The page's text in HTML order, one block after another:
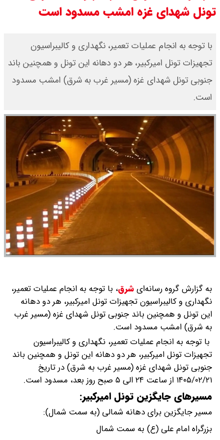
سنتی جمهوری‌خواهان را از دست می
دهد؟
بنزین برای دولت چقدر تمام می شود؟
درصد افزایش می دهند
تونل شهدای غزه امشب مسدود است
با توجه به انجام عملیات تعمیر، نگهداری و کالیبراسیون
تجهیزات تونل‌ امیرکبیر، هر دو دهانه این تونل‌ و همچنین باند
جنوبی تونل شهدای غزه (مسیر غرب به شرق) امشب مسدود
است.
به گزارش گروه رسانه‌ایشرق، با توجه به انجام عملیات تعمیر،
نگهداری و کالیبراسیون تجهیزات تونل‌ امیرکبیر، هر دو دهانه
این تونل‌ و همچنین باند جنوبی تونل شهدای غزه (مسیر غرب
به شرق) امشب مسدود است.
با توجه به انجام عملیات تعمیر، نگهداری و کالیبراسیون
تجهیزات تونل‌ امیرکبیر، هر دو دهانه این تونل‌ و همچنین باند
جنوبی تونل شهدای غزه (مسیر غرب به شرق) در تاریخ
۱۴۰۵/۰۲/۲۱ از ساعت ۲۴ الی ۵ صبح روز بعد، مسدود است.
‌مسیرهای جایگزین تونل امیرکبیر:
مسیر جایگزین برای دهانه شمالی (به سمت شمال):
بزرگراه امام علی (ع) به سمت شمال